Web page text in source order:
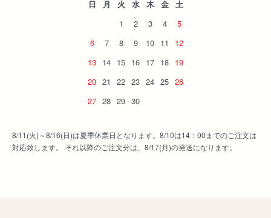
日 月 火 水 木 金
土
1
2 3 4
5
6
7 8 9 10 11
12
13 14 15 16 17 18 19
20 21 22 23 24 25 26
27 28 29 30
8/11(火)～8/16(日)は夏季休業日となります。8/10は14：00までのご注文は
対応致します。 それ以降のご注文分は、8/17(月)の発送になります。